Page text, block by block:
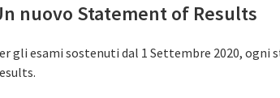
nuovo Statement of Results
gli esami sostenuti dal 1 Settembre 2020,